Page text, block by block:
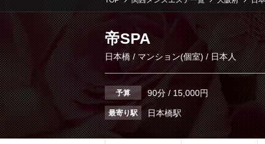
帝SPA
日本橋/マンション(個室)/ 日本人
予算 90分 / 15,000円
最寄り駅 日本橋駅